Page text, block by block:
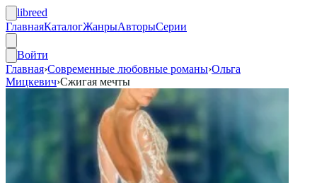
libreed
ГлавнаяКаталогЖанрыАвторыСерии
Войти
Главная›Современные любовные романы›Ольга
Мицкевич›Сжигая мечты